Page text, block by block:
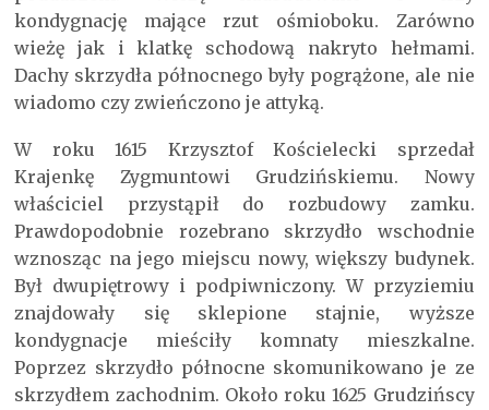
kondygnację mające rzut ośmioboku. Zarówno
wieżę jak i klatkę schodową nakryto hełmami.
Dachy skrzydła północnego były pogrążone, ale nie
wiadomo czy zwieńczono je attyką.
W roku 1615 Krzysztof Kościelecki sprzedał
Krajenkę Zygmuntowi Grudzińskiemu. Nowy
właściciel przystąpił do rozbudowy zamku.
Prawdopodobnie rozebrano skrzydło wschodnie
wznosząc na jego miejscu nowy, większy budynek.
Był dwupiętrowy i podpiwniczony. W przyziemiu
znajdowały się sklepione stajnie, wyższe
kondygnacje mieściły komnaty mieszkalne.
Poprzez skrzydło północne skomunikowano je ze
skrzydłem zachodnim. Około roku 1625 Grudzińscy